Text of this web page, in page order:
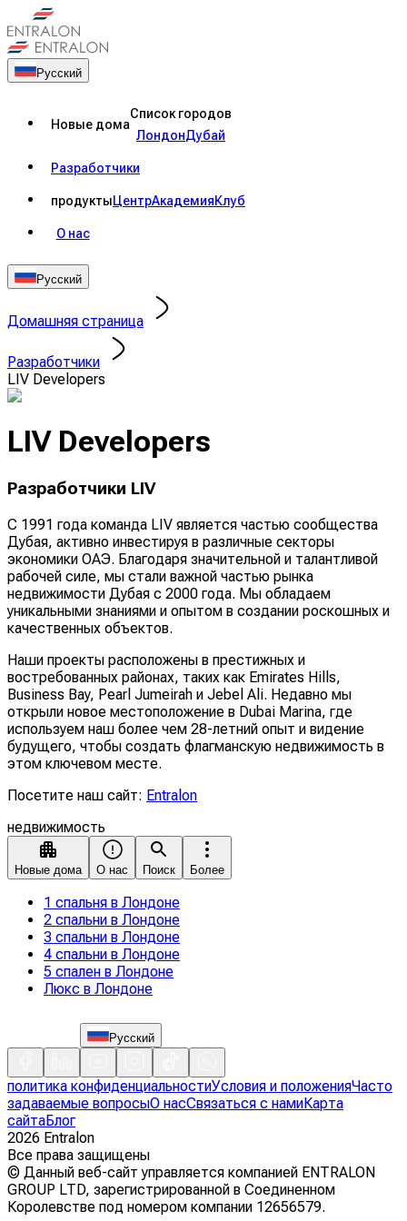
Русский
Новые дома
Список городов
ЛондонДубай
Разработчики
продуктыЦентрАкадемияКлуб
О нас
Русский
Домашняя страница
Разработчики
LIV Developers
LIV Developers
Разработчики LIV
С 1991 года команда LIV является частью сообщества
Дубая, активно инвестируя в различные секторы
экономики ОАЭ. Благодаря значительной и талантливой
рабочей силе, мы стали важной частью рынка
недвижимости Дубая с 2000 года. Мы обладаем
уникальными знаниями и опытом в создании роскошных и
качественных объектов.
Наши проекты расположены в престижных и
востребованных районах, таких как Emirates Hills,
Business Bay, Pearl Jumeirah и Jebel Ali. Недавно мы
открыли новое местоположение в Dubai Marina, где
используем наш более чем 28-летний опыт и видение
будущего, чтобы создать флагманскую недвижимость в
этом ключевом месте.
Посетите наш сайт: Entralon
недвижимость
Новые дома О нас Поиск Более
1 спальня в Лондоне
2 спальни в Лондоне
3 спальни в Лондоне
4 спальни в Лондоне
5 спален в Лондоне
Люкс в Лондоне
Русский
политика конфиденциальностиУсловия и положенияЧасто
задаваемые вопросыО насСвязаться с намиКарта
сайтаБлог
2026 Entralon
Все права защищены
© Данный веб-сайт управляется компанией ENTRALON
GROUP LTD, зарегистрированной в Соединенном
Королевстве под номером компании 12656579.